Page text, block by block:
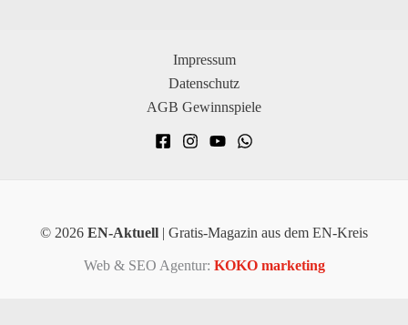
Impressum
Datenschutz
AGB Gewinnspiele
© 2026 EN-Aktuell | Gratis-Magazin aus dem EN-Kreis
Web & SEO Agentur: KOKO marketing